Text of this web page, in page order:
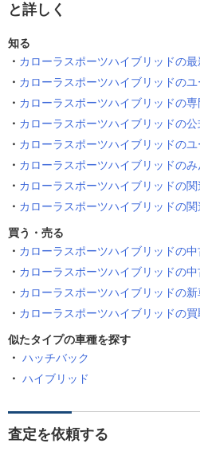
と詳しく
知る
カローラスポーツハイブリッドの
カローラスポーツハイブリッドの
カローラスポーツハイブリッドの
カローラスポーツハイブリッドの
カローラスポーツハイブリッドの
カローラスポーツハイブリッドの
カローラスポーツハイブリッドの
カローラスポーツハイブリッドの
買う・売る
カローラスポーツハイブリッドの
カローラスポーツハイブリッドの
カローラスポーツハイブリッドの
カローラスポーツハイブリッドの
似たタイプの車種を探す
ハッチバック
ハイブリッド
査定を依頼する